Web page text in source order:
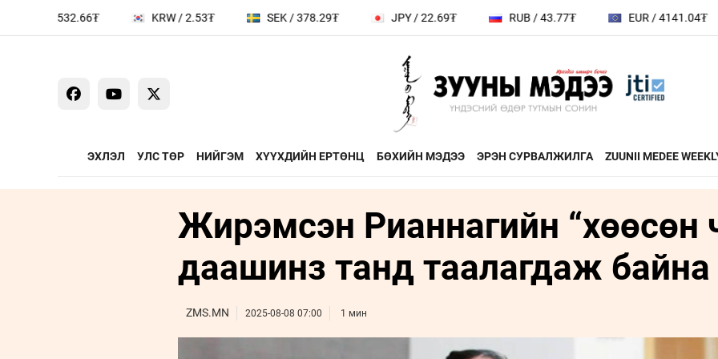
KRW / 2.53₮ SEK / 378.29₮ JPY / 22.69₮ RUB / 43.77₮ EUR / 4141.04₮
ЭХЛЭЛ УЛС ТӨР НИЙГЭМ ХҮҮХДИЙН ЕРТӨНЦ БӨХИЙН МЭДЭЭ ЭРЭН СУРВАЛЖИЛГА ZUUNII MEDEE
ҮЗЭЛ БОДЛЫН ЧӨЛӨӨТ
ЯРИЛЦАХ ЦАГ
Зууны мэдээний зочин
Бизнес хөгжил
Leaderships forum
ДӨРВӨН ХӨЛТЭЙ АНД
ӨӨРЧИЛЬЕ
ФОТО
ЭДИЙН
ҮНДЭСНИЙ
Жирэмсэн Рианнагийн “хөөсөн
даашинз танд таалагдаж байна
ZMS.MN 2025-08-08 07:00 1 мин